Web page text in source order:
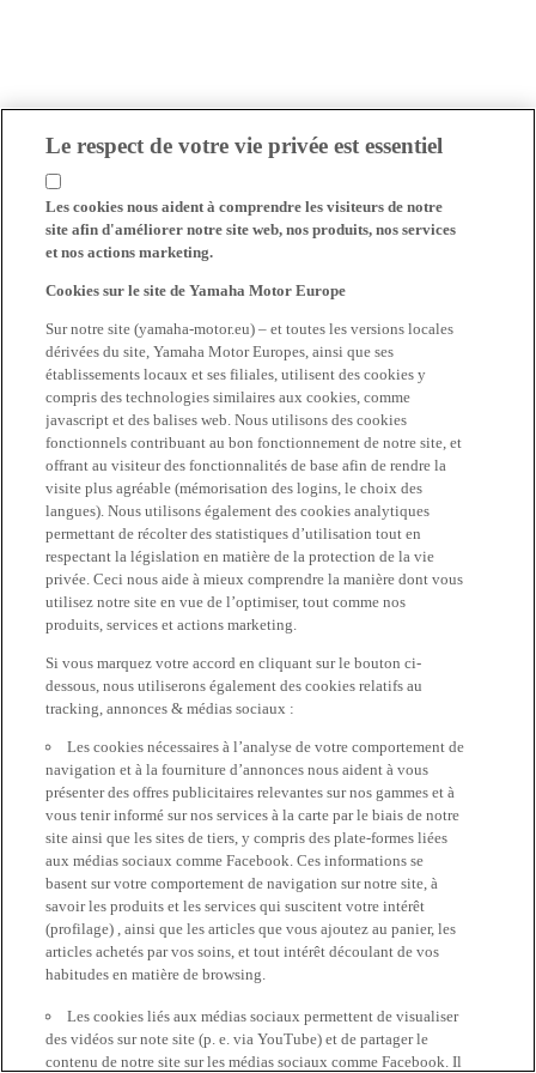
Le respect de votre vie privée est essentiel
Les cookies nous aident à comprendre les visiteurs de notre
site afin d'améliorer notre site web, nos produits, nos services
et nos actions marketing.
Cookies sur le site de Yamaha Motor Europe
Sur notre site (yamaha-motor.eu) – et toutes les versions locales
dérivées du site, Yamaha Motor Europes, ainsi que ses
établissements locaux et ses filiales, utilisent des cookies y
compris des technologies similaires aux cookies, comme
javascript et des balises web. Nous utilisons des cookies
fonctionnels contribuant au bon fonctionnement de notre site, et
offrant au visiteur des fonctionnalités de base afin de rendre la
visite plus agréable (mémorisation des logins, le choix des
langues). Nous utilisons également des cookies analytiques
permettant de récolter des statistiques d’utilisation tout en
respectant la législation en matière de la protection de la vie
privée. Ceci nous aide à mieux comprendre la manière dont vous
utilisez notre site en vue de l’optimiser, tout comme nos
produits, services et actions marketing.
Si vous marquez votre accord en cliquant sur le bouton ci-
dessous, nous utiliserons également des cookies relatifs au
tracking, annonces & médias sociaux :
Les cookies nécessaires à l’analyse de votre comportement de
navigation et à la fourniture d’annonces nous aident à vous
présenter des offres publicitaires relevantes sur nos gammes et à
vous tenir informé sur nos services à la carte par le biais de notre
site ainsi que les sites de tiers, y compris des plate-formes liées
aux médias sociaux comme Facebook. Ces informations se
basent sur votre comportement de navigation sur notre site, à
savoir les produits et les services qui suscitent votre intérêt
(profilage) , ainsi que les articles que vous ajoutez au panier, les
articles achetés par vos soins, et tout intérêt découlant de vos
habitudes en matière de browsing.
Les cookies liés aux médias sociaux permettent de visualiser
des vidéos sur note site (p. e. via YouTube) et de partager le
contenu de notre site sur les médias sociaux comme Facebook. Il